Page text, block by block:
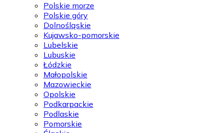
Polskie morze
Polskie góry
Dolnośląskie
Kujawsko-pomorskie
Lubelskie
Lubuskie
Łódzkie
Małopolskie
Mazowieckie
Opolskie
Podkarpackie
Podlaskie
Pomorskie